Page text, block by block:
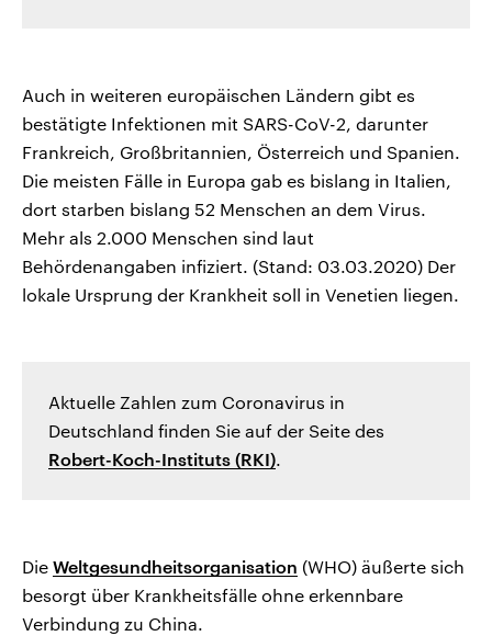
Auch in weiteren europäischen Ländern gibt es
bestätigte Infektionen mit SARS-CoV-2, darunter
Frankreich, Großbritannien, Österreich und Spanien.
Die meisten Fälle in Europa gab es bislang in Italien,
dort starben bislang 52 Menschen an dem Virus.
Mehr als 2.000 Menschen sind laut
Behördenangaben infiziert. (Stand: 03.03.2020) Der
lokale Ursprung der Krankheit soll in Venetien liegen.
Aktuelle Zahlen zum Coronavirus in
Deutschland finden Sie auf der Seite des
Robert-Koch-Instituts (RKI).
Die Weltgesundheitsorganisation (WHO) äußerte sich
besorgt über Krankheitsfälle ohne erkennbare
Verbindung zu China.